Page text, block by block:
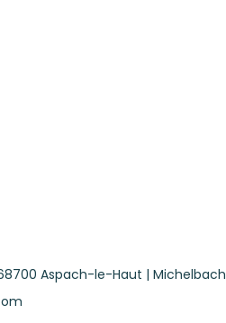
Aspach-le-Haut | Michelbach